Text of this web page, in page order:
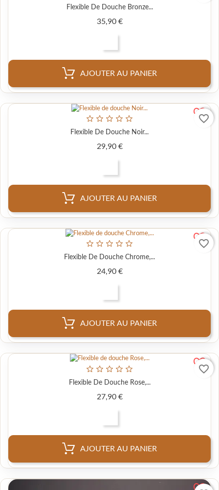
Flexible De Douche Bronze...
35,90 €Prix
AJOUTER AU PANIER
Flexible De Douche Noir...
29,90 €Prix
AJOUTER AU PANIER
favorite_border
Flexible De Douche Chrome,...
24,90 €Prix
AJOUTER AU PANIER
favorite_border
Flexible De Douche Rose,...
27,90 €Prix
AJOUTER AU PANIER
favorite_border